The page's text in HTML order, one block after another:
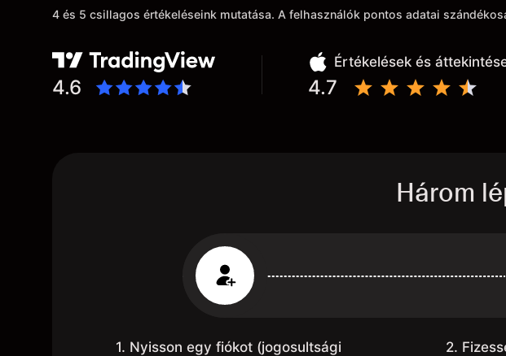
4 és 5 csillagos értékeléseink mutatása. A felhasználók pontos adatai
4.6
Értékelések és
4.7
Három
1. Nyisson egy fiókot (jogosultsági 2.